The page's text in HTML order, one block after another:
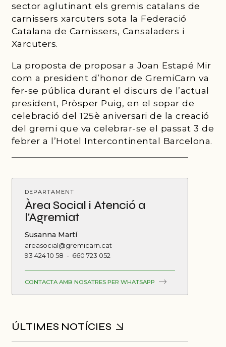
sector aglutinant els gremis catalans de
carnissers xarcuters sota la Federació
Catalana de Carnissers, Cansaladers i
Xarcuters.
La proposta de proposar a Joan Estapé Mir
com a president d’honor de GremiCarn va
fer-se pública durant el discurs de l’actual
president, Pròsper Puig, en el sopar de
celebració del 125è aniversari de la creació
del gremi que va celebrar-se el passat 3 de
febrer a l’Hotel Intercontinental Barcelona.
DEPARTAMENT
Àrea Social i Atenció a
l'Agremiat
Susanna Martí
areasocial@gremicarn.cat
93 424 10 58 - 660 723 052
CONTACTA AMB NOSATRES PER WHATSAPP